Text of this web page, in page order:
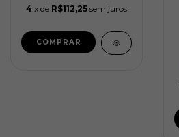
4 x de R$112,25 sem juros